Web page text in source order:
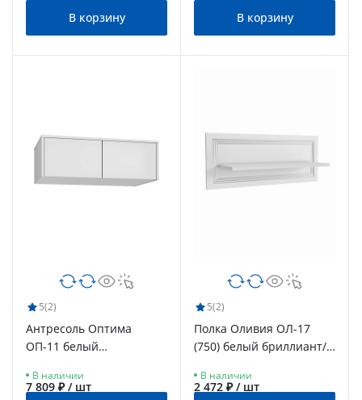
В корзину
В корзину
5(2)
Антресоль Оптима
ОП-11 белый
В наличии
7 809 ₽ / шт
5(2)
Полка Оливия ОЛ-17
(750) белый бриллиант/
В наличии
2 472 ₽ / шт